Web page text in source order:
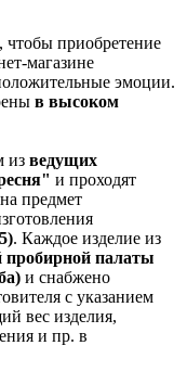
чтобы приобретение
магазине
эмоции.
в высоком
из ведущих
и проходят
предмет
. Каждое изделие из
пробирной палаты
и снабжено
с указанием
вес изделия,
и пр. в